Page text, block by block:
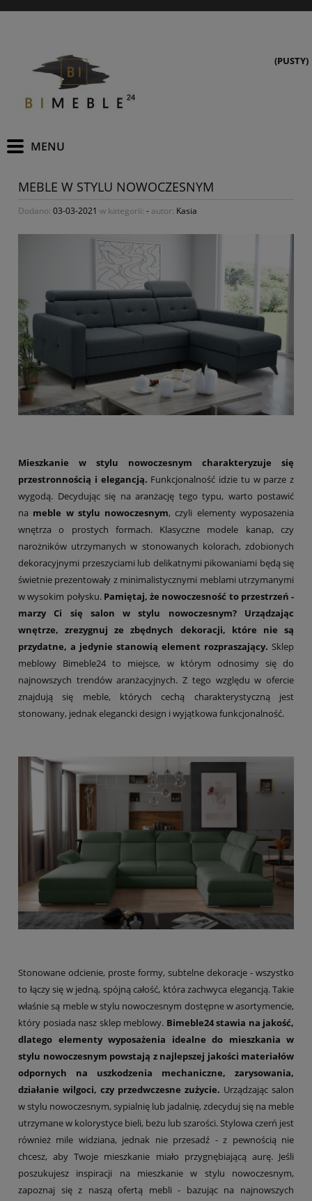
(PUSTY)
MEBLE W STYLU NOWOCZESNYM
Dodano: 03-03-2021 w kategorii: - autor: Kasia
Mieszkanie w stylu nowoczesnym charakteryzuje się
przestronnością i elegancją. Funkcjonalność idzie tu w parze z
wygodą. Decydując się na aranżację tego typu, warto postawić
na meble w stylu nowoczesnym, czyli elementy wyposażenia
wnętrza o prostych formach. Klasyczne modele kanap, czy
narożników utrzymanych w stonowanych kolorach, zdobionych
dekoracyjnymi przeszyciami lub delikatnymi pikowaniami będą się
świetnie prezentowały z minimalistycznymi meblami utrzymanymi
w wysokim połysku. Pamiętaj, że nowoczesność to przestrzeń -
marzy Ci się salon w stylu nowoczesnym? Urządzając
wnętrze, zrezygnuj ze zbędnych dekoracji, które nie są
przydatne, a jedynie stanowią element rozpraszający. Sklep
meblowy Bimeble24 to miejsce, w którym odnosimy się do
najnowszych trendów aranżacyjnych. Z tego względu w ofercie
znajdują się meble, których cechą charakterystyczną jest
stonowany, jednak elegancki design i wyjątkowa funkcjonalność.
Stonowane odcienie, proste formy, subtelne dekoracje - wszystko
to łączy się w jedną, spójną całość, która zachwyca elegancją. Takie
właśnie są meble w stylu nowoczesnym dostępne w asortymencie,
który posiada nasz sklep meblowy. Bimeble24 stawia na jakość,
dlatego elementy wyposażenia idealne do mieszkania w
stylu nowoczesnym powstają z najlepszej jakości materiałów
odpornych na uszkodzenia mechaniczne, zarysowania,
działanie wilgoci, czy przedwczesne zużycie. Urządzając salon
w stylu nowoczesnym, sypialnię lub jadalnię, zdecyduj się na meble
utrzymane w kolorystyce bieli, beżu lub szarości. Stylowa czerń jest
również mile widziana, jednak nie przesadź - z pewnością nie
chcesz, aby Twoje mieszkanie miało przygnębiającą aurę. Jeśli
poszukujesz inspiracji na mieszkanie w stylu nowoczesnym,
zapoznaj się z naszą ofertą mebli - bazując na najnowszych